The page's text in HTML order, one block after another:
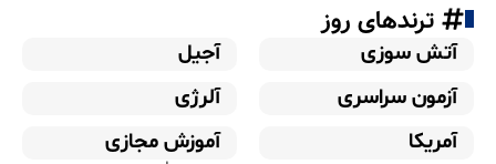
ترندهای روز
آتش سوزی
آجیل
آزمون سراسری
آلرژی
آمریکا
آموزش مجازی